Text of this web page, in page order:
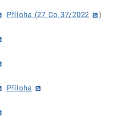
Příloha (27 Co 37/2022 )
Příloha